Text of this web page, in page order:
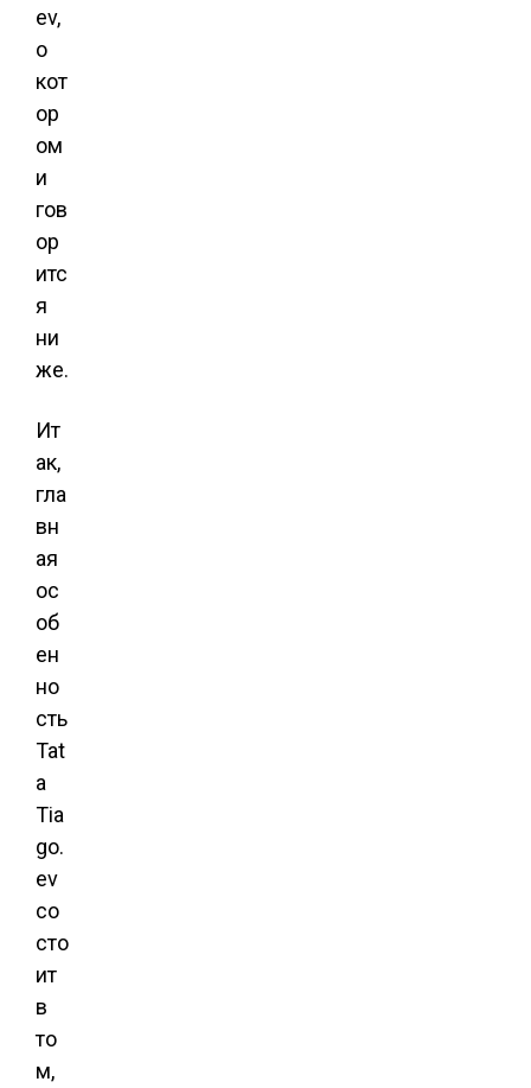
ev,
о
кот
ор
ом
и
гов
ор
итс
я
ни
же.
Ит
ак,
гла
вн
ая
ос
об
ен
но
сть
Tat
a
Tia
go.
ev
со
сто
ит
в
то
м,